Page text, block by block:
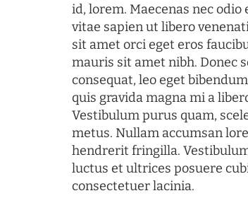
id, lorem. Maecenas nec
vitae sapien ut libero
sit amet orci eget eros
mauris sit amet nibh. Donec
consequat, leo eget
quis gravida magna mi a
Vestibulum purus quam,
metus. Nullam accumsan
hendrerit fringilla.
luctus et ultrices posuere
consectetuer lacinia.